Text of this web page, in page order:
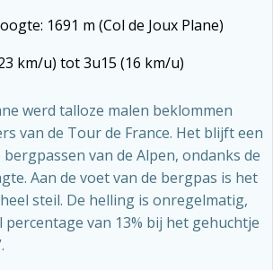
1691 m (Col de Joux Plane)
km/u) tot 3u15 (16 km/u)
werd talloze malen beklommen
van de Tour de France. Het blijft een
van de Alpen, ondanks de
Aan de voet van de bergpas is het
steil. De helling is onregelmatig,
percentage van 13% bij het gehuchtje